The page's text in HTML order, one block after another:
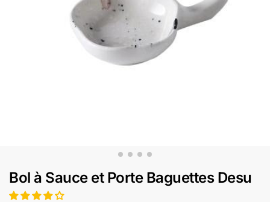
Bol à Sauce et Porte Baguettes Desu